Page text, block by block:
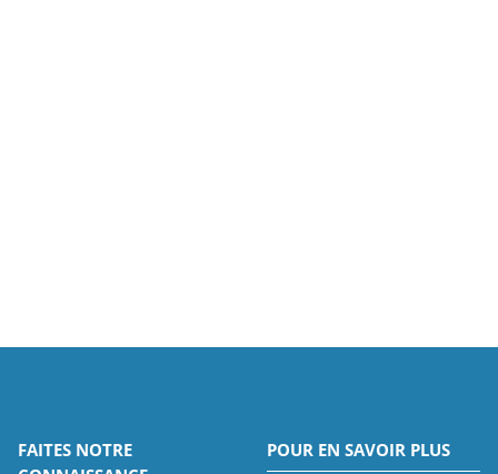
FAITES NOTRE
POUR EN SAVOIR PLUS